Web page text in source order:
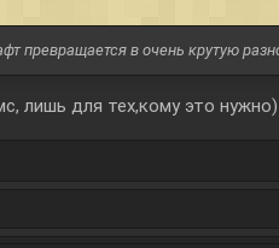
превращается в очень крутую
лишь для тех,кому это нужно)